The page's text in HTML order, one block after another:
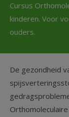
Cursus
kinderen. Voor
ouders.
De gezondheid